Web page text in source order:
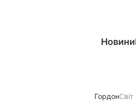
Новини
ГордонСвіт